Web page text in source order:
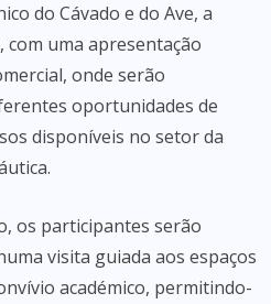
do Cávado e do Ave, a
com uma apresentação
onde serão
oportunidades de
disponíveis no setor da
os participantes serão
visita guiada aos espaços
académico, permitindo-